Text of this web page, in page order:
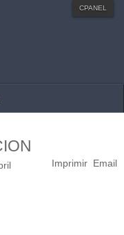
CPANEL
Imprimir Email